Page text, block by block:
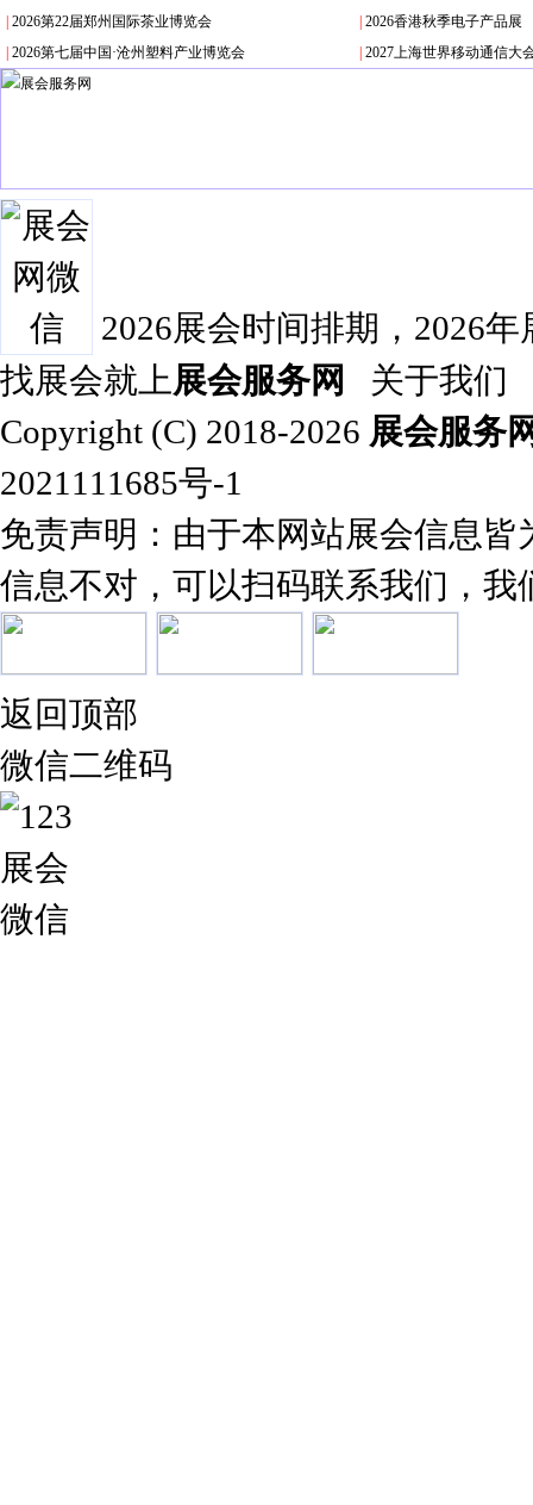
2026第22届郑州国际茶业博览会
2026香港秋季电子产品展
2026第七届中国·沧州塑料产业博览会 2027上海世界移动通信大
2026展会时间排期，2026
找展会就上展会服务网
关于我们
Copyright (C) 2018-2026 展会服务
2021111685号-1
免责声明：由于本网站展会信息
信息不对，可以扫码联系我们，
返回顶部
微信二维码